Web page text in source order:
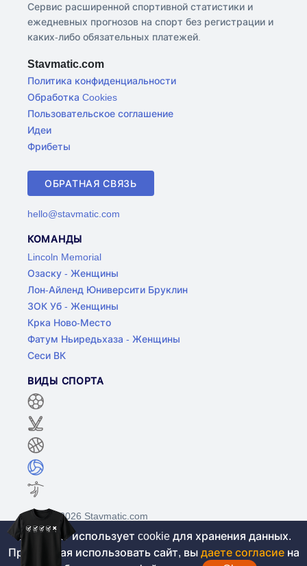
Сервис расширенной спортивной статистики и
ежедневных прогнозов на спорт без регистрации и
каких-либо обязательных платежей.
Stavmatic.com
Политика конфиденциальности
Обработка Cookies
Пользовательское соглашение
Идеи
Фрибеты
ОБРАТНАЯ СВЯЗЬ
hello@stavmatic.com
КОМАНДЫ
Lincoln Memorial
Озаску - Женщины
Лон-Айленд Юниверсити Бруклин
ЗОК Уб - Женщины
Крка Ново-Место
Фатум Ньиредьхаза - Женщины
Сеси ВК
ВИДЫ СПОРТА
©2017-2026 Stavmatic.com
Для лиц старше 18 лет. На сайте не
Этот сайт использует cookie для хранения данных.
Продолжая использовать сайт, вы даете согласие на